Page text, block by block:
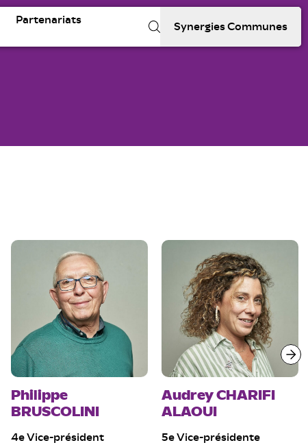
Partenariats
Synergies Communes
Philippe
BRUSCOLINI
4e Vice-président
Audrey CHARIFI
ALAOUI
5e Vice-présidente